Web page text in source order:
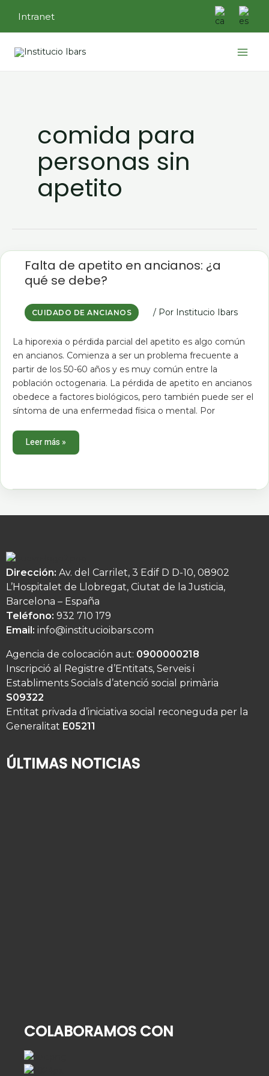
contenido
Intranet
comida para
personas sin
apetito
Falta de apetito en ancianos: ¿a
qué se debe?
CUIDADO DE ANCIANOS / Por Institucio Ibars
La hiporexia o pérdida parcial del apetito es algo común
en ancianos. Comienza a ser un problema frecuente a
partir de los 50-60 años y es muy común entre la
población octogenaria. La pérdida de apetito en ancianos
obedece a factores biológicos, pero también puede ser el
síntoma de una enfermedad física o mental. Por
Falta
de
apetito
en
ancianos:
qué
se
debe?
Leer más »
Dirección: Av. del Carrilet, 3 Edif D D-10, 08902
L’Hospitalet de Llobregat, Ciutat de la Justicia,
Barcelona – España
Teléfono: 932 710 179
Email: info@institucioibars.com
Agencia de colocación aut: 0900000218
Inscripció al Registre d’Entitats, Serveis i
Establiments Socials d’atenció social primària
S09322
Entitat privada d’iniciativa social reconeguda per la
Generalitat E05211
ÚLTIMAS NOTICIAS
COLABORAMOS CON